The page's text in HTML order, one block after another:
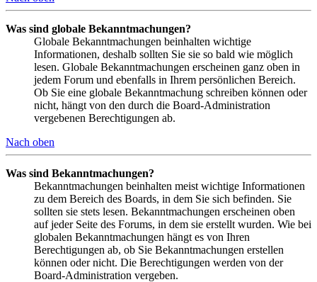
Was sind globale Bekanntmachungen?
Globale Bekanntmachungen beinhalten wichtige
Informationen, deshalb sollten Sie sie so bald wie möglich
lesen. Globale Bekanntmachungen erscheinen ganz oben in
jedem Forum und ebenfalls in Ihrem persönlichen Bereich.
Ob Sie eine globale Bekanntmachung schreiben können oder
nicht, hängt von den durch die Board-Administration
vergebenen Berechtigungen ab.
Nach oben
Was sind Bekanntmachungen?
Bekanntmachungen beinhalten meist wichtige Informationen
zu dem Bereich des Boards, in dem Sie sich befinden. Sie
sollten sie stets lesen. Bekanntmachungen erscheinen oben
auf jeder Seite des Forums, in dem sie erstellt wurden. Wie bei
globalen Bekanntmachungen hängt es von Ihren
Berechtigungen ab, ob Sie Bekanntmachungen erstellen
können oder nicht. Die Berechtigungen werden von der
Board-Administration vergeben.